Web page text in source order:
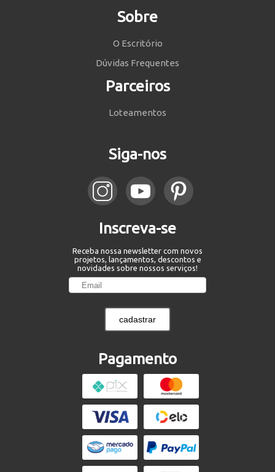
Sobre
O Escritório
Dúvidas Frequentes
Parceiros
Loteamentos
Siga-nos
Inscreva-se
Receba nossa newsletter com novos
projetos, lançamentos, descontos e
novidades sobre nossos serviços!
cadastrar
Pagamento